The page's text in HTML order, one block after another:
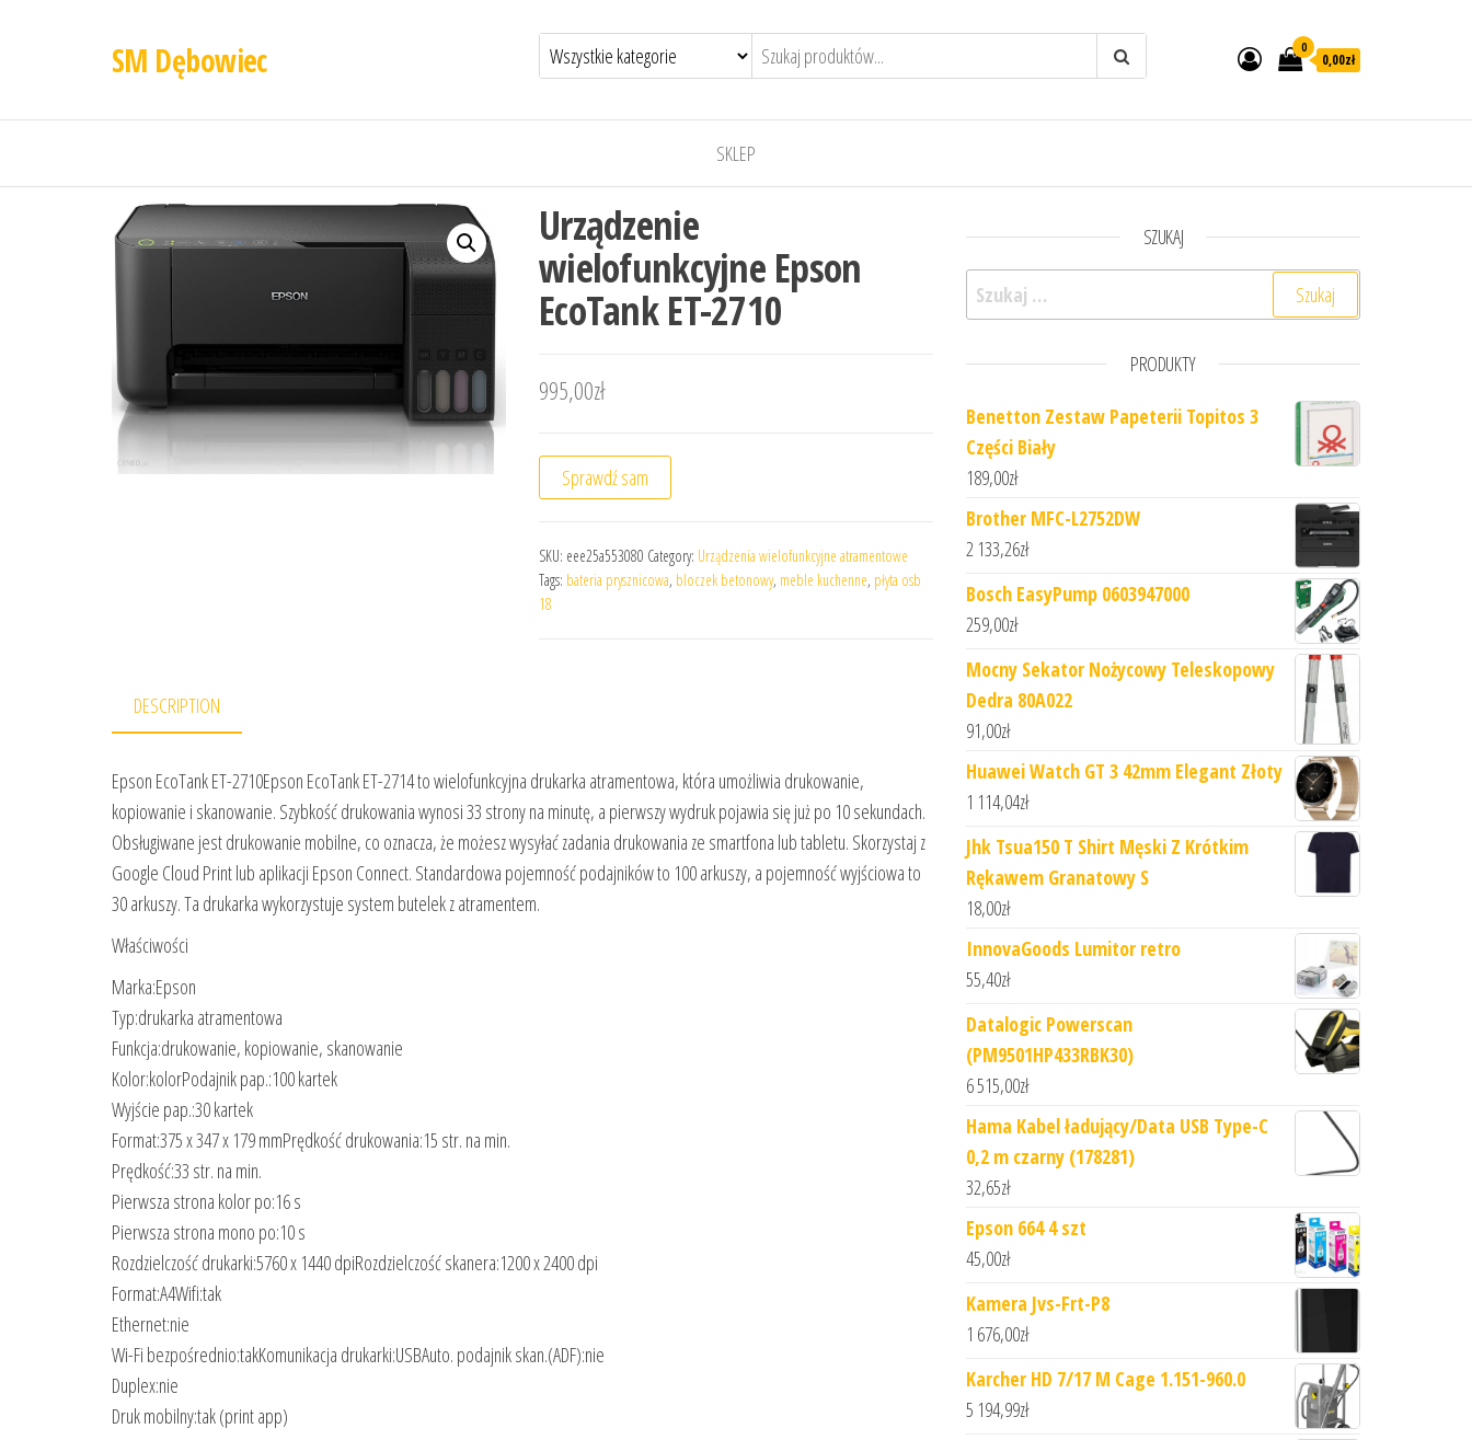
SM Dębowiec 0
0,00zł
SKLEP
Urządzenie
wielofunkcyjne Epson
EcoTank ET-2710
995,00zł
Sprawdź sam
SKU: eee25a553080 Category: Urządzenia wielofunkcyjne atramentowe
Tags: bateria prysznicowa, bloczek betonowy, meble kuchenne, płyta osb
18
DESCRIPTION
Epson EcoTank ET-2710Epson EcoTank ET-2714 to wielofunkcyjna drukarka atramentowa, która umożliwia drukowanie,
kopiowanie i skanowanie. Szybkość drukowania wynosi 33 strony na minutę, a pierwszy wydruk pojawia się już po 10 sekundach.
Obsługiwane jest drukowanie mobilne, co oznacza, że możesz wysyłać zadania drukowania ze smartfona lub tabletu. Skorzystaj z
Google Cloud Print lub aplikacji Epson Connect. Standardowa pojemność podajników to 100 arkuszy, a pojemność wyjściowa to
30 arkuszy. Ta drukarka wykorzystuje system butelek z atramentem.
Właściwości
Marka:Epson
Typ:drukarka atramentowa
Funkcja:drukowanie, kopiowanie, skanowanie
Kolor:kolorPodajnik pap.:100 kartek
Wyjście pap.:30 kartek
Format:375 x 347 x 179 mmPrędkość drukowania:15 str. na min.
Prędkość:33 str. na min.
Pierwsza strona kolor po:16 s
Pierwsza strona mono po:10 s
Rozdzielczość drukarki:5760 x 1440 dpiRozdzielczość skanera:1200 x 2400 dpi
Format:A4Wifi:tak
Ethernet:nie
Wi-Fi bezpośrednio:takKomunikacja drukarki:USBAuto. podajnik skan.(ADF):nie
Duplex:nie
Druk mobilny:tak (print app)
SZUKAJ
Szukaj:
PRODUKTY
Benetton Zestaw Papeterii Topitos 3
Części Biały
189,00zł
Brother MFC-L2752DW
2 133,26zł
Bosch EasyPump 0603947000
259,00zł
Mocny Sekator Nożycowy Teleskopowy
Dedra 80A022
91,00zł
Huawei Watch GT 3 42mm Elegant Złoty
1 114,04zł
Jhk Tsua150 T Shirt Męski Z Krótkim
Rękawem Granatowy S
18,00zł
InnovaGoods Lumitor retro
55,40zł
Datalogic Powerscan
(PM9501HP433RBK30)
6 515,00zł
Hama Kabel ładujący/Data USB Type-C
0,2 m czarny (178281)
32,65zł
Epson 664 4 szt
45,00zł
Kamera Jvs-Frt-P8
1 676,00zł
Karcher HD 7/17 M Cage 1.151-960.0
5 194,99zł